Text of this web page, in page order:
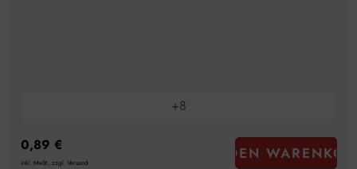
+8
0,89 €
inkl. MwSt., zzgl. Versand IN DEN